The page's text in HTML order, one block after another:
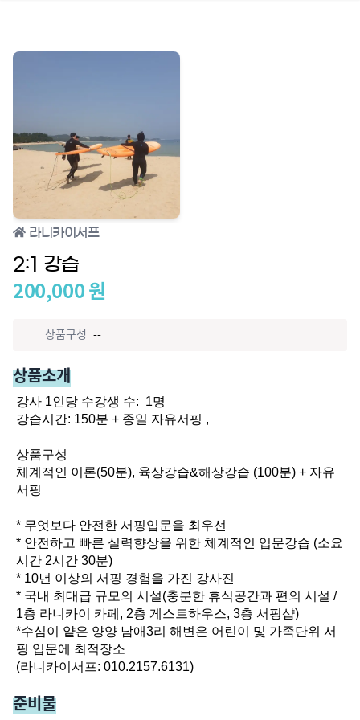
라니카이서프
2:1 강습
200,000원
상품구성 --
상품소개
강사 1인당 수강생 수:  1명
강습시간: 150분 + 종일 자유서핑 ,
상품구성
체계적인 이론(50분), 육상강습&해상강습 (100분) + 자유
서핑
* 무엇보다 안전한 서핑입문을 최우선
* 안전하고 빠른 실력향상을 위한 체계적인 입문강습 (소요
시간 2시간 30분)
* 10년 이상의 서핑 경험을 가진 강사진
* 국내 최대급 규모의 시설(충분한 휴식공간과 편의 시설 /
1층 라니카이 카페, 2층 게스트하우스, 3층 서핑샵)
*수심이 얕은 양양 남애3리 해변은 어린이 및 가족단위 서
핑 입문에 최적장소
(라니카이서프: 010.2157.6131)
준비물